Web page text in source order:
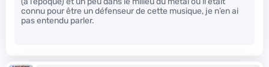
connu pour être un défenseur de cette musique, je n’en ai
pas entendu parler.